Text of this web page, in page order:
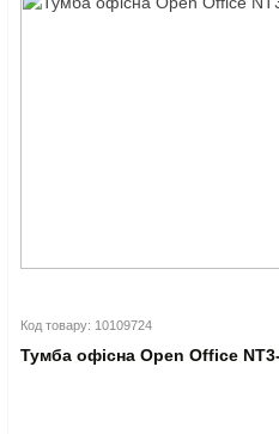
Код товару: 10109724
Тумба офісна Open Office